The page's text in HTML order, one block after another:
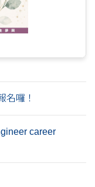
名囉！
career